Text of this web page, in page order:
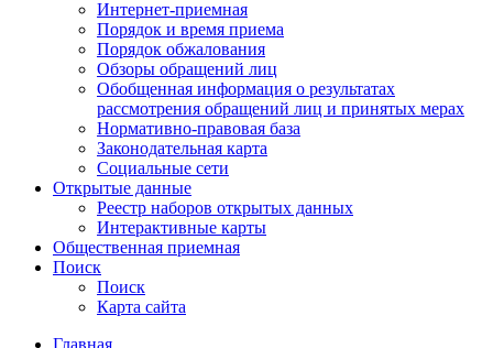
Интернет-приемная
Порядок и время приема
Порядок обжалования
Обзоры обращений лиц
Обобщенная информация о результатах
рассмотрения обращений лиц и принятых мерах
Нормативно-правовая база
Законодательная карта
Социальные сети
Открытые данные
Реестр наборов открытых данных
Интерактивные карты
Общественная приемная
Поиск
Поиск
Карта сайта
Главная